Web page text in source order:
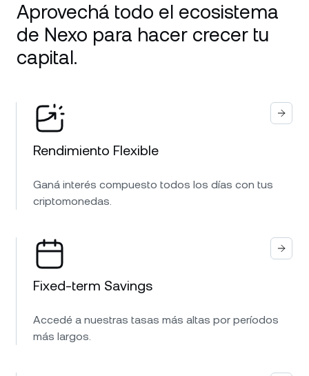
Aprovechá todo el ecosistema
de Nexo para hacer crecer tu
capital.
Rendimiento Flexible
Ganá interés compuesto todos los días con tus
criptomonedas.
Fixed-term Savings
Accedé a nuestras tasas más altas por períodos
más largos.